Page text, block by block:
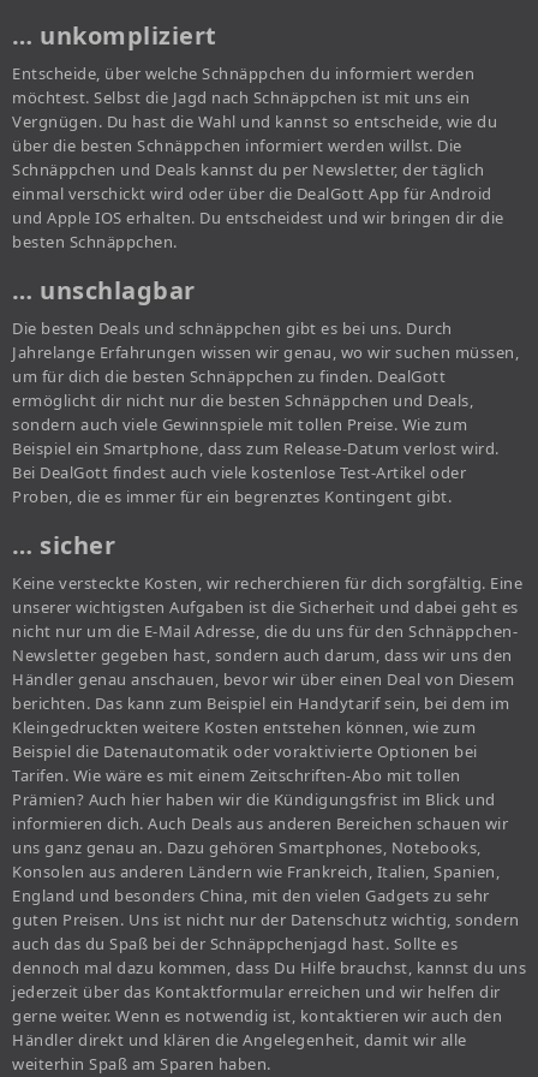
… unkompliziert
Entscheide, über welche Schnäppchen du informiert werden
möchtest. Selbst die Jagd nach Schnäppchen ist mit uns ein
Vergnügen. Du hast die Wahl und kannst so entscheide, wie du
über die besten Schnäppchen informiert werden willst. Die
Schnäppchen und Deals kannst du per Newsletter, der täglich
einmal verschickt wird oder über die DealGott App für Android
und Apple IOS erhalten. Du entscheidest und wir bringen dir die
besten Schnäppchen.
… unschlagbar
Die besten Deals und schnäppchen gibt es bei uns. Durch
Jahrelange Erfahrungen wissen wir genau, wo wir suchen müssen,
um für dich die besten Schnäppchen zu finden. DealGott
ermöglicht dir nicht nur die besten Schnäppchen und Deals,
sondern auch viele Gewinnspiele mit tollen Preise. Wie zum
Beispiel ein Smartphone, dass zum Release-Datum verlost wird.
Bei DealGott findest auch viele kostenlose Test-Artikel oder
Proben, die es immer für ein begrenztes Kontingent gibt.
… sicher
Keine versteckte Kosten, wir recherchieren für dich sorgfältig. Eine
unserer wichtigsten Aufgaben ist die Sicherheit und dabei geht es
nicht nur um die E-Mail Adresse, die du uns für den Schnäppchen-
Newsletter gegeben hast, sondern auch darum, dass wir uns den
Händler genau anschauen, bevor wir über einen Deal von Diesem
berichten. Das kann zum Beispiel ein Handytarif sein, bei dem im
Kleingedruckten weitere Kosten entstehen können, wie zum
Beispiel die Datenautomatik oder voraktivierte Optionen bei
Tarifen. Wie wäre es mit einem Zeitschriften-Abo mit tollen
Prämien? Auch hier haben wir die Kündigungsfrist im Blick und
informieren dich. Auch Deals aus anderen Bereichen schauen wir
uns ganz genau an. Dazu gehören Smartphones, Notebooks,
Konsolen aus anderen Ländern wie Frankreich, Italien, Spanien,
England und besonders China, mit den vielen Gadgets zu sehr
guten Preisen. Uns ist nicht nur der Datenschutz wichtig, sondern
auch das du Spaß bei der Schnäppchenjagd hast. Sollte es
dennoch mal dazu kommen, dass Du Hilfe brauchst, kannst du uns
jederzeit über das Kontaktformular erreichen und wir helfen dir
gerne weiter. Wenn es notwendig ist, kontaktieren wir auch den
Händler direkt und klären die Angelegenheit, damit wir alle
weiterhin Spaß am Sparen haben.